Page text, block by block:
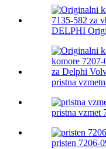
DELPHI
pristna
pristna vzmet
pristen 7206-